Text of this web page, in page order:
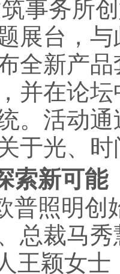
展台，
全新产
并在论
。活动
于光、
索新可能
普照明
总裁马
王颖女